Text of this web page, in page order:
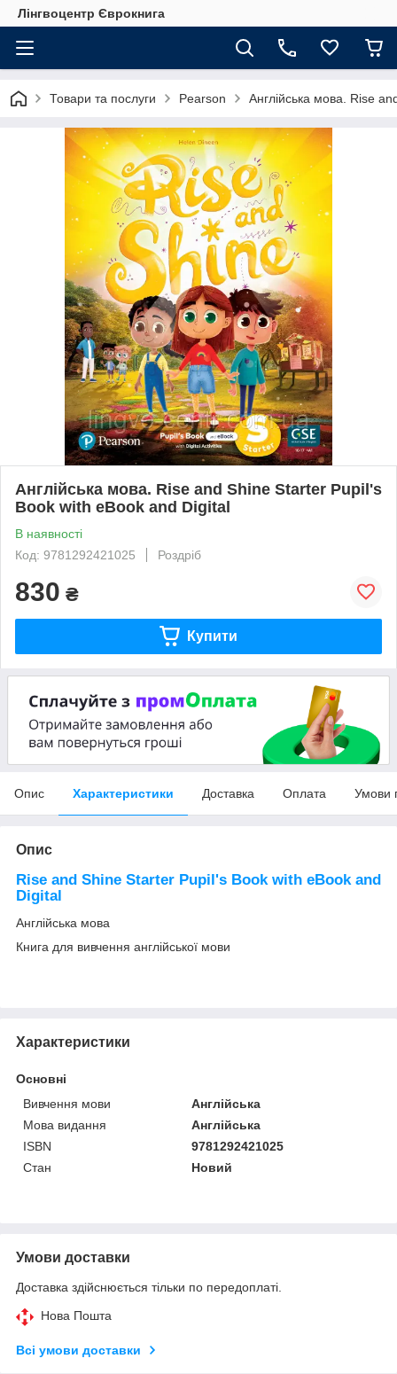
Лінгвоцентр Єврокнига
Товари та послуги Pearson Англійська мова. Rise
Англійська мова. Rise and Shine Starter Pupil's
Book with eBook and Digital
В наявності
Код: 9781292421025
Роздріб
830 ₴
Купити
Опис Характеристики Доставка Оплата Умови
Опис
Rise and Shine Starter Pupil's Book with eBook and
Digital
Англійська мова
Книга для вивчення англійської мови
Характеристики
Основні
Вивчення мови
Англійська
Мова видання
Англійська
ISBN
9781292421025
Стан
Новий
Умови доставки
Доставка здійснюється тільки по передоплаті.
Нова Пошта
Всі умови доставки